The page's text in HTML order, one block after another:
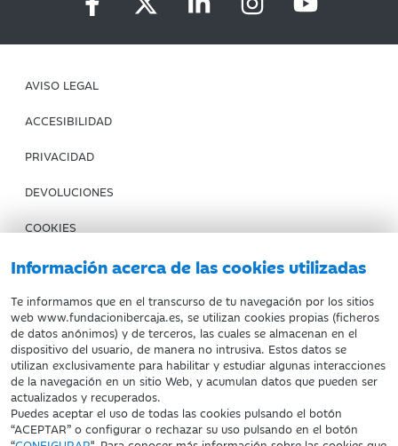
Información acerca de las cookies utilizadas
Te informamos que en el transcurso de tu navegación por los sitios
web www.fundacionibercaja.es, se utilizan cookies propias (ficheros
de datos anónimos) y de terceros, las cuales se almacenan en el
dispositivo del usuario, de manera no intrusiva. Estos datos se
utilizan exclusivamente para habilitar y estudiar algunas interacciones
de la navegación en un sitio Web, y acumulan datos que pueden ser
actualizados y recuperados.
Puedes aceptar el uso de todas las cookies pulsando el botón
“ACEPTAR” o configurar o rechazar su uso pulsando en el botón
AVISO LEGAL
ACCESIBILIDAD
PRIVACIDAD
DEVOLUCIONES
COOKIES
CONDICIONES DE COMPRA
IBERCAJA BANCO
Fundación Bancaria Ibercaja. C.I.F. G-50000652.
Inscrita en el Registro de Fundaciones del Mº de Educación,
Cultura y Deporte con el nº 1689.
Domicilio social: Joaquín Costa, 13. 50001 Zaragoza.